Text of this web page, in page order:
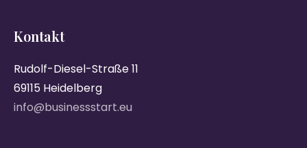
Kontakt
Rudolf-Diesel-Straße 11
69115 Heidelberg
info@businessstart.eu